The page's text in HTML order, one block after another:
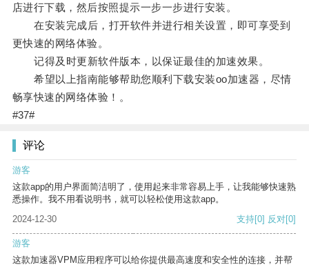
店进行下载，然后按照提示一步一步进行安装。
在安装完成后，打开软件并进行相关设置，即可享受到
更快速的网络体验。
记得及时更新软件版本，以保证最佳的加速效果。
希望以上指南能够帮助您顺利下载安装oo加速器，尽情
畅享快速的网络体验！。
#37#
评论
游客
这款app的用户界面简洁明了，使用起来非常容易上手，让我能够快速熟
悉操作。我不用看说明书，就可以轻松使用这款app。
2024-12-30
支持[0] 反对[0]
游客
这款加速器VPM应用程序可以给你提供最高速度和安全性的连接，并帮